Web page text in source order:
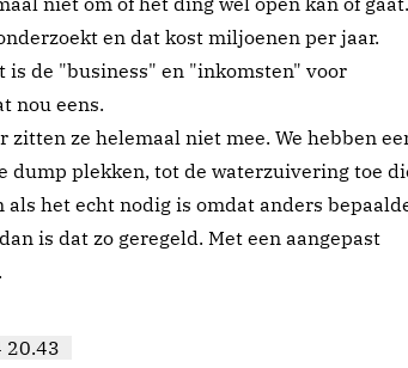
en dat kost miljoenen per jaar.
is de "business" en "inkomsten" voor
nou eens.
ze helemaal niet mee. We hebben
dump plekken, tot de waterzuivering toe
als het echt nodig is omdat anders
is dat zo geregeld. Met een aangepast
20.43